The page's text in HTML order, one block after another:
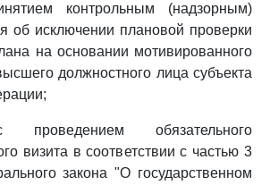
контрольным (надзорным)
об исключении плановой проверки
на основании мотивированного
должностного лица субъекта
обязательного
визита в соответствии с частью 3
закона "О государственном